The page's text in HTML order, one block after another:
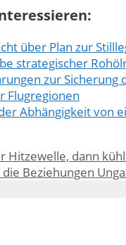
über Plan zur
strategischer
zur Sicherung
Flugregionen
Abhängigkeit von
Hitzewelle, dann
Beziehungen